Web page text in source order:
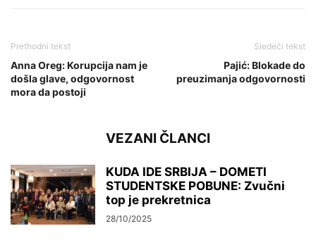
Prethodni tekst
Anna Oreg: Korupcija nam je
došla glave, odgovornost
mora da postoji
Sledeći tekst
Pajić: Blokade do
preuzimanja odgovornosti
VEZANI ČLANCI
KUDA IDE SRBIJA – DOMETI
STUDENTSKE POBUNE: Zvučni
top je prekretnica
28/10/2025